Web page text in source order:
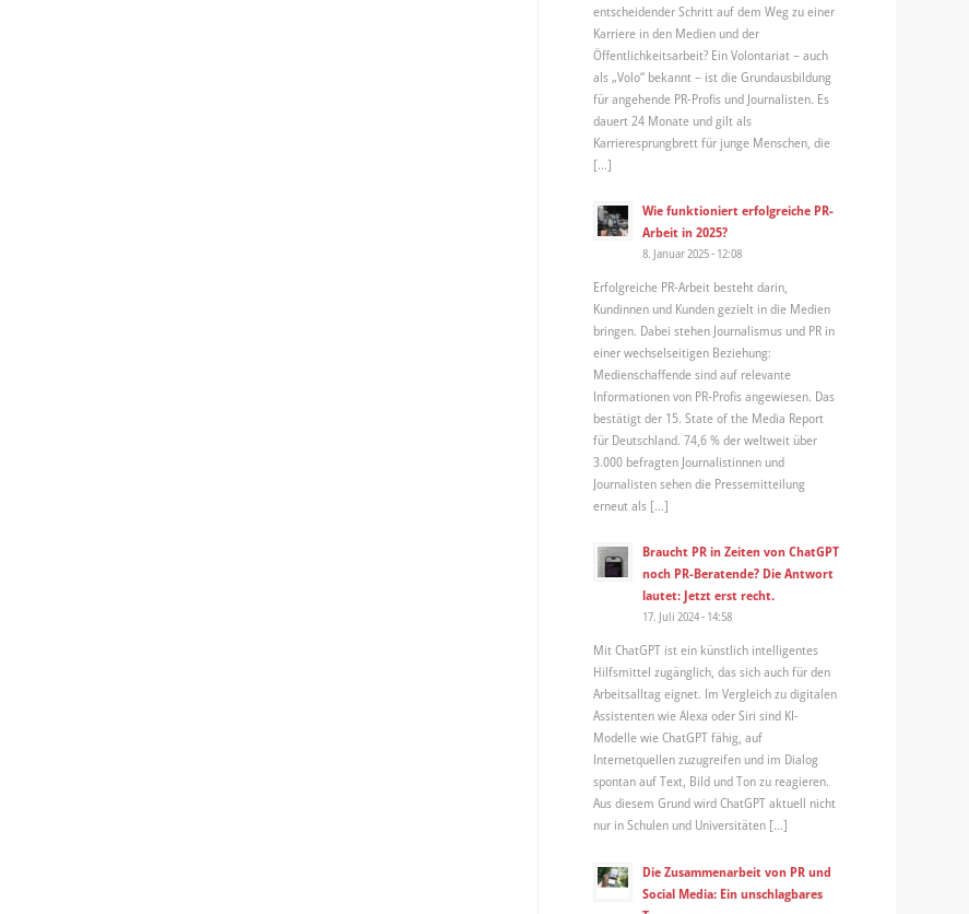
entscheidender Schritt auf dem Weg zu einer
Karriere in den Medien und der
Öffentlichkeitsarbeit? Ein Volontariat – auch
als „Volo“ bekannt – ist die Grundausbildung
für angehende PR-Profis und Journalisten. Es
dauert 24 Monate und gilt als
Karrieresprungbrett für junge Menschen, die
[…]
Wie funktioniert erfolgreiche PR-
Arbeit in 2025?
8. Januar 2025 - 12:08
Erfolgreiche PR-Arbeit besteht darin,
Kundinnen und Kunden gezielt in die Medien
bringen. Dabei stehen Journalismus und PR in
einer wechselseitigen Beziehung:
Medienschaffende sind auf relevante
Informationen von PR-Profis angewiesen. Das
bestätigt der 15. State of the Media Report
für Deutschland. 74,6 % der weltweit über
3.000 befragten Journalistinnen und
Journalisten sehen die Pressemitteilung
erneut als […]
Braucht PR in Zeiten von ChatGPT
noch PR-Beratende? Die Antwort
lautet: Jetzt erst recht.
17. Juli 2024 - 14:58
Mit ChatGPT ist ein künstlich intelligentes
Hilfsmittel zugänglich, das sich auch für den
Arbeitsalltag eignet. Im Vergleich zu digitalen
Assistenten wie Alexa oder Siri sind KI-
Modelle wie ChatGPT fähig, auf
Internetquellen zuzugreifen und im Dialog
spontan auf Text, Bild und Ton zu reagieren.
Aus diesem Grund wird ChatGPT aktuell nicht
nur in Schulen und Universitäten […]
Die Zusammenarbeit von PR und
Social Media: Ein unschlagbares